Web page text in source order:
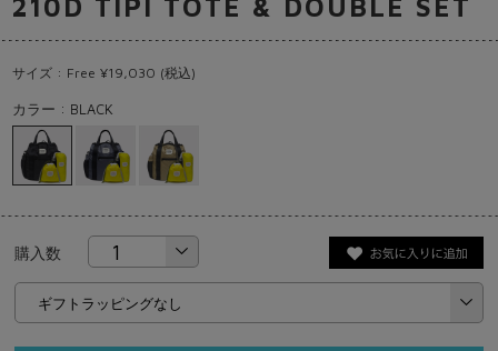
210D TIPI TOTE & DOUBLE SET
サイズ : Free ¥19,030 (税込)
カラー : BLACK
購入数